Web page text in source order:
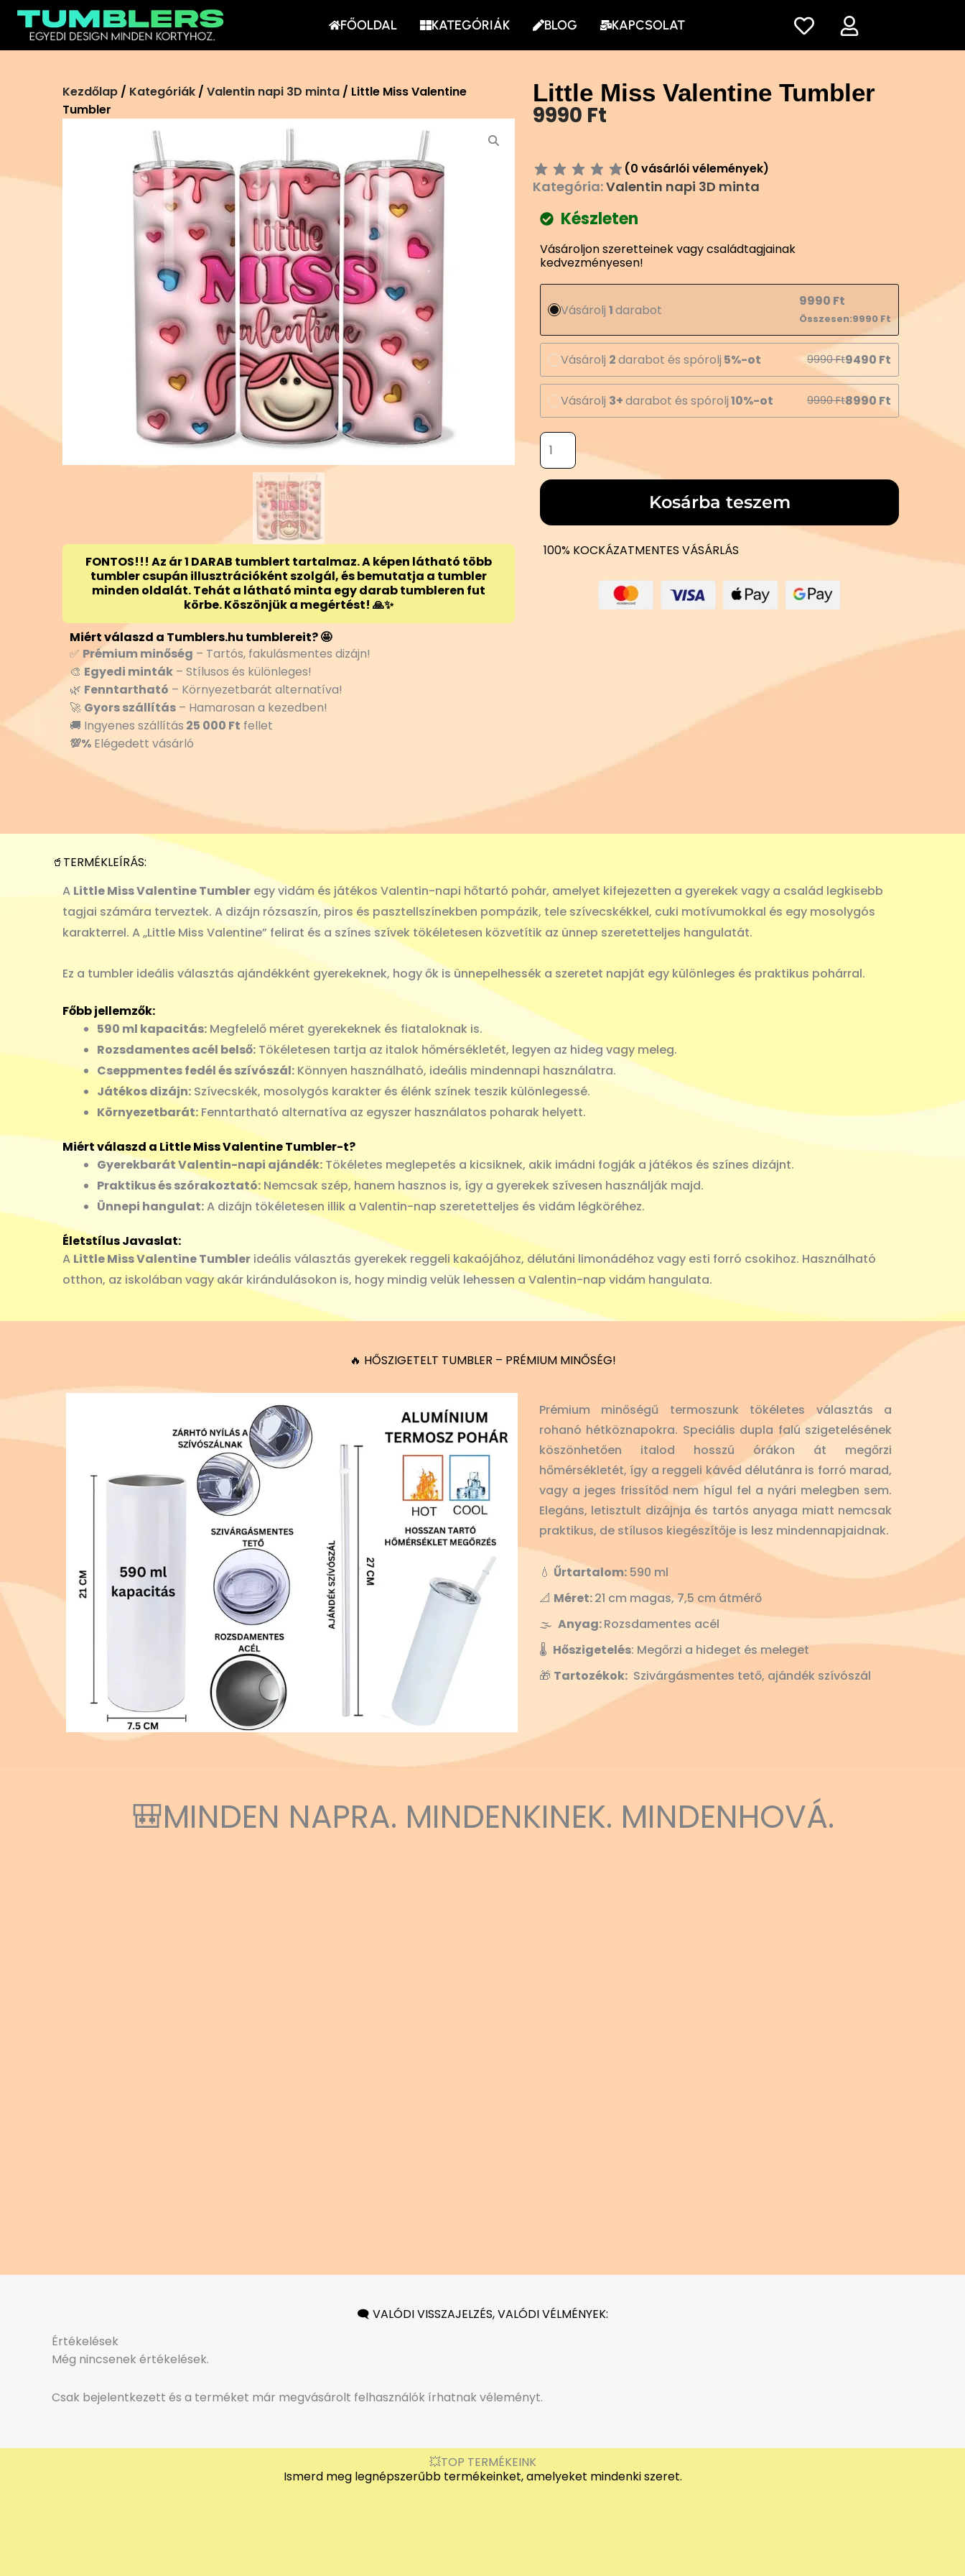
Ugrás
tartalomra
FŐOLDAL KATEGÓRIÁK BLOG KAPCSOLAT
Kezdőlap / Kategóriák / Valentin napi 3D minta / Little Miss Valentine
Tumbler
FONTOS!!! Az ár 1 DARAB tumblert tartalmaz. A képen látható több
tumbler csupán illusztrációként szolgál, és bemutatja a tumbler
minden oldalát. Tehát a látható minta egy darab tumbleren fut
körbe. Köszönjük a megértést! 🙏✨
Miért válaszd a Tumblers.hu tumblereit? 🤩
✅ Prémium minőség – Tartós, fakulásmentes dizájn!
🎨 Egyedi minták – Stílusos és különleges!
🌿 Fenntartható – Környezetbarát alternatíva!
🚀 Gyors szállítás – Hamarosan a kezedben!
🚚 Ingyenes szállítás 25 000 Ft fellet
💯% Elégedett vásárló
Little Miss Valentine Tumbler
9990 Ft
(0 vásárlói vélemények)
Kategória:Valentin napi 3D minta
Készleten
Vásároljon szeretteinek vagy családtagjainak
kedvezményesen!
Vásárolj 1darabot
9990 Ft
Összesen:9990 Ft
Vásárolj 2darabot és spórolj 5%-ot 9990Ft9490 Ft
Vásárolj 3+darabot és spórolj10%-ot 9990Ft8990Ft
Miss
Valentine
Tumbler
mennyiség
Kosárba teszem
100% KOCKÁZATMENTES VÁSÁRLÁS
🥤TERMÉKLEÍRÁS:
A Little Miss Valentine Tumbler egy vidám és játékos Valentin-napi hőtartó pohár, amelyet kifejezetten a gyerekek vagy a család legkisebb
tagjai számára terveztek. A dizájn rózsaszín, piros és pasztellszínekben pompázik, tele szívecskékkel, cuki motívumokkal és egy mosolygós
karakterrel. A „Little Miss Valentine” felirat és a színes szívek tökéletesen közvetítik az ünnep szeretetteljes hangulatát.
Ez a tumbler ideális választás ajándékként gyerekeknek, hogy ők is ünnepelhessék a szeretet napját egy különleges és praktikus pohárral.
Főbb jellemzők:
590 ml kapacitás: Megfelelő méret gyerekeknek és fiataloknak is.
Rozsdamentes acél belső: Tökéletesen tartja az italok hőmérsékletét, legyen az hideg vagy meleg.
Cseppmentes fedél és szívószál: Könnyen használható, ideális mindennapi használatra.
Játékos dizájn: Szívecskék, mosolygós karakter és élénk színek teszik különlegessé.
Környezetbarát:Fenntartható alternatíva az egyszer használatos poharak helyett.
Miért válaszd a Little Miss Valentine Tumbler-t?
Gyerekbarát Valentin-napi ajándék:Tökéletes meglepetés a kicsiknek, akik imádni fogják a játékos és színes dizájnt.
Praktikus és szórakoztató: Nemcsak szép, hanem hasznos is, így a gyerekek szívesen használják majd.
Ünnepi hangulat:A dizájn tökéletesen illik a Valentin-nap szeretetteljes és vidám légköréhez.
Életstílus Javaslat:
A Little Miss Valentine Tumbler ideális választás gyerekek reggeli kakaójához, délutáni limonádéhoz vagy esti forró csokihoz. Használható
otthon, az iskolában vagy akár kirándulásokon is, hogy mindig velük lehessen a Valentin-nap vidám hangulata.
🔥 HŐSZIGETELT TUMBLER – PRÉMIUM MINŐSÉG!
Prémium minőségű termoszunk tökéletes választás a
rohanó hétköznapokra. Speciális dupla falú szigetelésének
köszönhetően italod hosszú órákon át megőrzi
hőmérsékletét, így a reggeli kávéd délutánra is forró marad,
vagy a jeges frissítőd nem hígul fel a nyári melegben sem.
Elegáns, letisztult dizájnja és tartós anyaga miatt nemcsak
praktikus, de stílusos kiegészítője is lesz mindennapjaidnak.
💧 Űrtartalom: 590 ml
📐 Méret:21 cm magas, 7,5 cm átmérő
🌫️ Anyag:Rozsdamentes acél
🌡️ Hőszigetelés: Megőrzi a hideget és meleget
🎁 Tartozékok: Szivárgásmentes tető, ajándék szívószál
🎒MINDEN NAPRA. MINDENKINEK. MINDENHOVÁ.
🗨️ VALÓDI VISSZAJELZÉS, VALÓDI VÉLMÉNYEK:
Értékelések
Még nincsenek értékelések.
Csak bejelentkezett és a terméket már megvásárolt felhasználók írhatnak véleményt.
💥TOP TERMÉKEINK
Ismerd meg legnépszerűbb termékeinket, amelyeket mindenki szeret.